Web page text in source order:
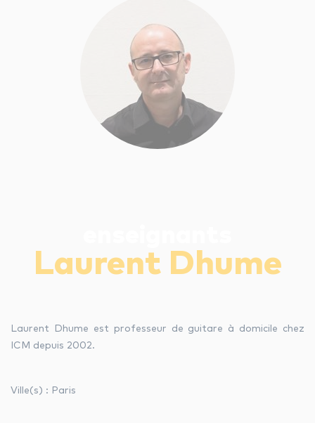
chercher un enseignant
les autres activités d'icm
offres d’emploi
Laurent Dhume
Laurent Dhume est professeur de guitare à domicile chez
ICM depuis 2002.
Ville(s) : Paris